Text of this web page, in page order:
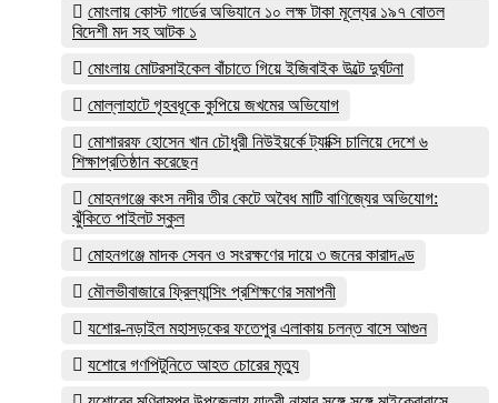
মোংলায় কোস্ট গার্ডের অভিযানে ১০ লক্ষ টাকা মূল্যের ১৯৭ বোতল
বিদেশী মদ সহ আটক ১
মোংলায় মোটরসাইকেল বাঁচাতে গিয়ে ইজিবাইক উল্টে দুর্ঘটনা
মোল্লাহাটে গৃহবধূকে কুপিয়ে জখমের অভিযোগ
মোশাররফ হোসেন খান চৌধুরী নিউইয়র্কে ট্যাক্সি চালিয়ে দেশে ৬
শিক্ষাপ্রতিষ্ঠান করেছেন
মোহনগঞ্জে কংস নদীর তীর কেটে অবৈধ মাটি বাণিজ্যের অভিযোগ:
ঝুঁকিতে পাইলট স্কুল
মোহনগঞ্জে মাদক সেবন ও সংরক্ষণের দায়ে ৩ জনের কারাদণ্ড
মৌলভীবাজারে ফ্রিল্যান্সিং প্রশিক্ষণের সমাপনী
যশোর-নড়াইল মহাসড়কের ফতেপুর এলাকায় চলন্ত বাসে আগুন
যশোরে গণপিটুনিতে আহত চোরের মৃত্যু